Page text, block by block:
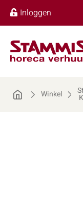
Inloggen
Winkel